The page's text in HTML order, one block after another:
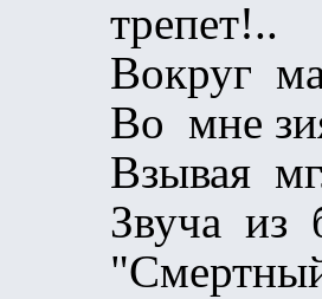
трепет!..
Вокруг
Во мне
Взывая
Звуча из